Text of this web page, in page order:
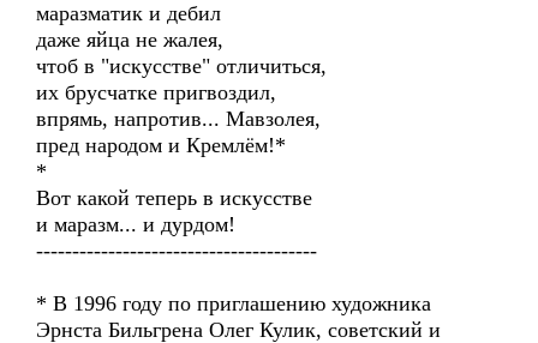
маразматик и дебил
даже яйца не жалея,
чтоб в "искусстве" отличиться,
их брусчатке пригвоздил,
впрямь, напротив... Мавзолея,
пред народом и Кремлём!*
*
Вот какой теперь в искусстве
и маразм... и дурдом!
---------------------------------------
* В 1996 году по приглашению художника
Эрнста Бильгрена Олег Кулик, советский и